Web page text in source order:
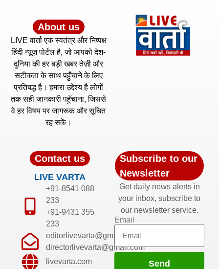
About us
LIVE वार्ता एक स्वतंत्र और निष्पक्ष
हिंदी न्यूज़ पोर्टल है, जो आपको देश-
दुनिया की हर बड़ी खबर तेज़ी और
सटीकता के साथ पहुँचाने के लिए
प्रतिबद्ध है। हमारा उद्देश्य है लोगों
तक सही जानकारी पहुँचाना, जिससे
वे हर विषय पर जागरूक और सूचित
रह सकें।
Contact us
LIVE VARTA
+91-8541 088
233
+91-9431 355
233
editorlivevarta@gmail.com
directorlivevarta@gmail.com
livevarta.com
Subscribe to our
Newsletter
Get daily news alerts in
your inbox, subscribe to
our newsletter service.
Email
Send